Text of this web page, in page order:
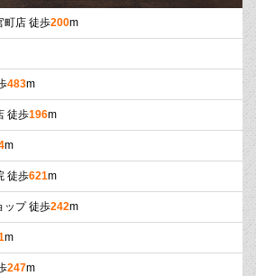
町店 徒歩200m
483m
徒歩196m
m
徒歩621m
ップ 徒歩242m
m
247m